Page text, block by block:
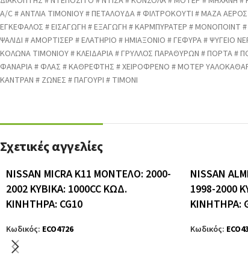
A/C # ΑΝΤΛΙΑ ΤΙΜΟΝΙΟΥ # ΠΕΤΑΛΟΥΔΑ # ΦΙΛΤΡΟΚΟΥΤΙ # ΜΑΖΑ
ΕΓΚΕΦΑΛΟΣ # ΕΙΣΑΓΩΓΗ # ΕΞΑΓΩΓΗ # ΚΑΡΜΠΥΡΑΤΕΡ #
ΨΑΛΙΔΙ # ΑΜΟΡΤΙΣΕΡ # ΕΛΑΤΗΡΙΟ # ΗΜΙΑΞΟΝΙΟ # ΓΕΦΥΡΑ # ΨΥΓΕΙΟ
ΚΟΛΩΝΑ ΤΙΜΟΝΙΟΥ # ΚΛΕΙΔΑΡΙΑ # ΓΡΥΛΛΟΣ ΠΑΡΑΘΥΡΩΝ # ΠΟΡΤΑ
ΦΑΝΑΡΙΑ # ΦΛΑΣ # ΚΑΘΡΕΦΤΗΣ # ΧΕΙΡΟΦΡΕΝΟ # ΜΟΤΕΡ
ΚΑΝΤΡΑΝ # ΖΩΝΕΣ # ΠΑΓΟΥΡΙ # ΤΙΜΟΝΙ
Σχετικές αγγελίες
NISSAN MICRA K11 ΜΟΝΤΕΛΟ: 2000-
2002 ΚΥΒΙΚΑ: 1000CC ΚΩΔ.
ΚΙΝΗΤΗΡΑ: CG10
Κωδικός: ECO4726
NISSAN
1998-2000
ΚΙΝΗΤΗΡΑ:
Κωδικός: